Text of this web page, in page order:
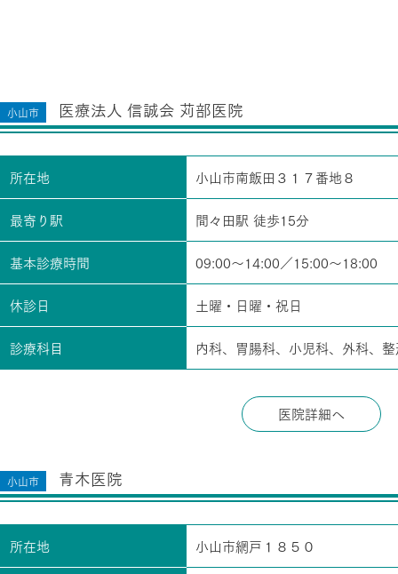
小山市 医療法人 信誠会 苅部医院
所在地
小山市南飯田３１７番地８
最寄り駅
間々田駅 徒歩15分
基本診療時間
09:00～14:00／15:00～18:00
休診日
土曜・日曜・祝日
診療科目
内科、胃腸科、小児科、外科、
医院詳細へ
小山市 青木医院
所在地
小山市網戸１８５０